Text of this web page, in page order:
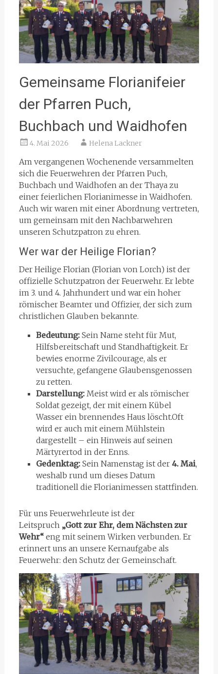
Gemeinsame Florianifeier
der Pfarren Puch,
Buchbach und Waidhofen
4. Mai 2026 Helena Lackner
Am vergangenen Wochenende versammelten
sich die Feuerwehren der Pfarren Puch,
Buchbach und Waidhofen an der Thaya zu
einer feierlichen Florianimesse in Waidhofen.
Auch wir waren mit einer Abordnung vertreten,
um gemeinsam mit den Nachbarwehren
unseren Schutzpatron zu ehren.
Wer war der Heilige Florian?
Der Heilige Florian (Florian von Lorch) ist der
offizielle Schutzpatron der Feuerwehr. Er lebte
im 3. und 4. Jahrhundert und war ein hoher
römischer Beamter und Offizier, der sich zum
christlichen Glauben bekannte.
Bedeutung:Sein Name steht für Mut,
Hilfsbereitschaft und Standhaftigkeit. Er
bewies enorme Zivilcourage, als er
versuchte, gefangene Glaubensgenossen
zu retten.
Darstellung:Meist wird er als römischer
Soldat gezeigt, der mit einem Kübel
Wasser ein brennendes Haus löscht.Oft
wird er auch mit einem Mühlstein
dargestellt – ein Hinweis auf seinen
Märtyrertod in der Enns.
Gedenktag:Sein Namenstag ist der 4. Mai,
weshalb rund um dieses Datum
traditionell die Florianimessen stattfinden.
Für uns Feuerwehrleute ist der
Leitspruch „Gott zur Ehr, dem Nächsten zur
Wehr“eng mit seinem Wirken verbunden. Er
erinnert uns an unsere Kernaufgabe als
Feuerwehr: den Schutz der Gemeinschaft.